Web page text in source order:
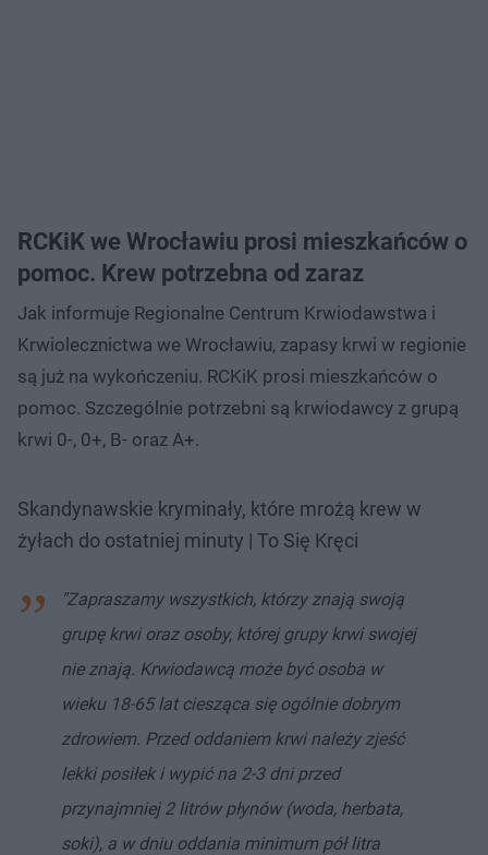
RCKiK we Wrocławiu prosi mieszkańców o
pomoc. Krew potrzebna od zaraz
Jak informuje Regionalne Centrum Krwiodawstwa i
Krwiolecznictwa we Wrocławiu, zapasy krwi w regionie
są już na wykończeniu. RCKiK prosi mieszkańców o
pomoc. Szczególnie potrzebni są krwiodawcy z grupą
krwi 0-, 0+, B- oraz A+.
Skandynawskie kryminały, które mrożą krew w
żyłach do ostatniej minuty | To Się Kręci
"Zapraszamy wszystkich, którzy znają swoją
grupę krwi oraz osoby, której grupy krwi swojej
nie znają. Krwiodawcą może być osoba w
wieku 18-65 lat ciesząca się ogólnie dobrym
zdrowiem. Przed oddaniem krwi należy zjeść
lekki posiłek i wypić na 2-3 dni przed
przynajmniej 2 litrów płynów (woda, herbata,
soki), a w dniu oddania minimum pół litra